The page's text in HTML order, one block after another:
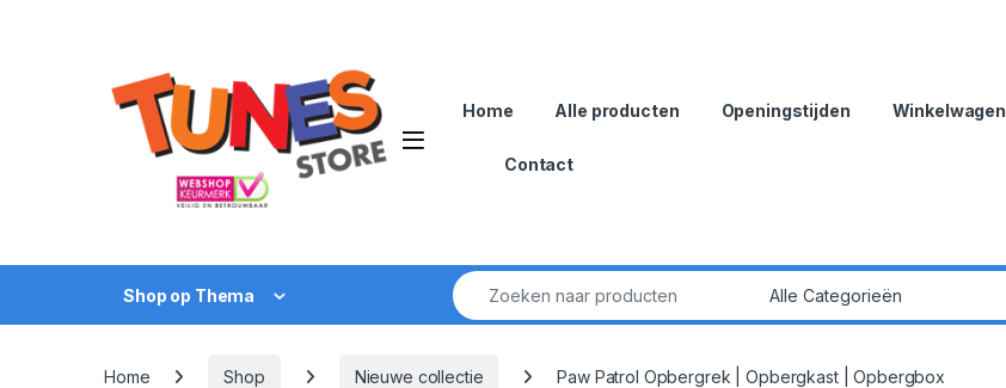
Open
Home Alle producten Openingstijden Winkelwagen
Contact
Shop op Thema
Zoek naar:
Home Shop Nieuwe collectie Paw Patrol Opbergrek | Opbergkast | Opbergbox